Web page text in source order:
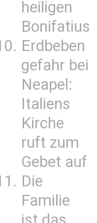
heiligen
Bonifatius
Erdbeben
gefahr bei
Neapel:
Italiens
Kirche
ruft zum
Gebet auf
Die
Familie